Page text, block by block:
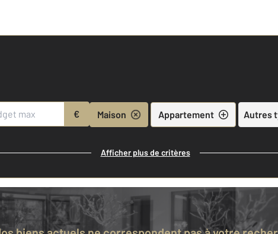
€ Maison Appartement Autres
Afficher plus de critères